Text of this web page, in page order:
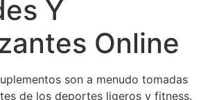
Y
Online
son a menudo tomadas
de los deportes ligeros y fitness.